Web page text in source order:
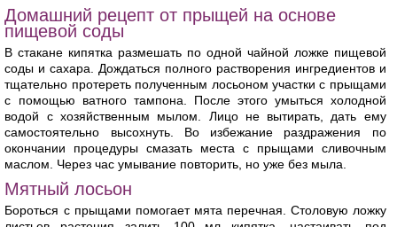
Домашний рецепт от прыщей на основе
пищевой соды
В стакане кипятка размешать по одной чайной ложке пищевой
соды и сахара. Дождаться полного растворения ингредиентов и
тщательно протереть полученным лосьоном участки с прыщами
с помощью ватного тампона. После этого умыться холодной
водой с хозяйственным мылом. Лицо не вытирать, дать ему
самостоятельно высохнуть. Во избежание раздражения по
окончании процедуры смазать места с прыщами сливочным
маслом. Через час умывание повторить, но уже без мыла.
Мятный лосьон
Бороться с прыщами помогает мята перечная. Столовую ложку